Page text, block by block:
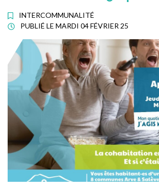
INTERCOMMUNALITÉ
PUBLIÉ LE MARDI 04 FÉVRIER 25